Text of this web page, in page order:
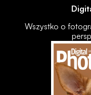
Wszystko o